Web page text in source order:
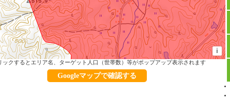
i
クするとエリア名、ターゲット人口（世帯数）等がポップアップ表示されます
Googleマップで確認する